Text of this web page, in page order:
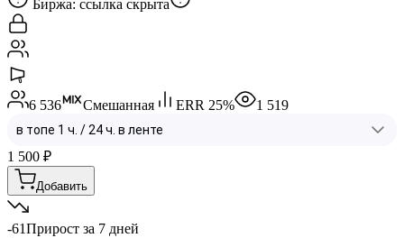
Биржа: ссылка скрыта
6 536 Смешанная ERR 25% 1 519
1 500 ₽
Добавить
-61Прирост за 7 дней